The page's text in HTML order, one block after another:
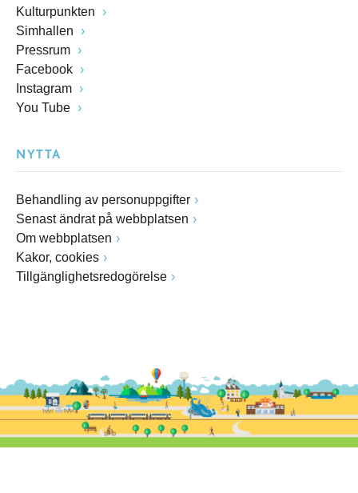
Kulturpunkten
Simhallen
Pressrum
Facebook
Instagram
You Tube
NYTTA
Behandling av personuppgifter
Senast ändrat på webbplatsen
Om webbplatsen
Kakor, cookies
Tillgänglighetsredogörelse